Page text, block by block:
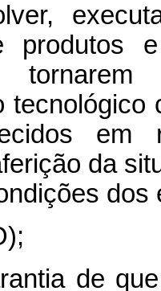
produtos
tecnológico
em
da
dos
de